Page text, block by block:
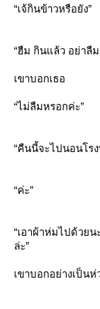
“เจ้กินข้าวหรือยัง”
“ฮืม กินแล้ว อย่าลื
เขาบอกเธอ
“ไม่ลืมหรอกค่ะ”
“คืนนี้จะไปนอนโร
“ค่ะ”
“เอาผ้าห่มไปด้วย
ล่ะ”
เขาบอกอย่างเป็นห่